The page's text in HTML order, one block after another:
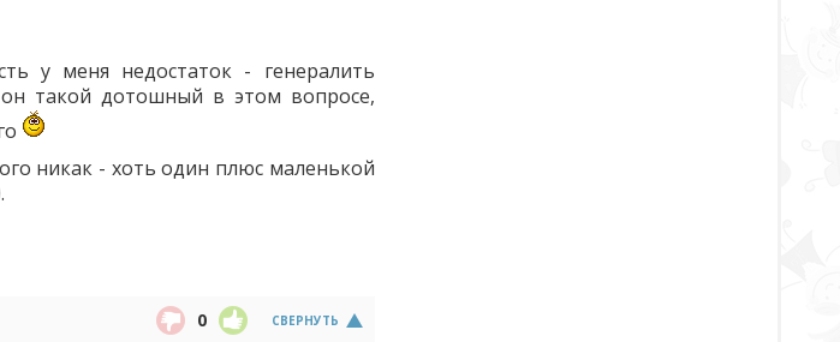
у меня недостаток - генералить
такой дотошный в этом вопросе,
никак - хоть один плюс маленькой
СВЕРНУТЬ
0